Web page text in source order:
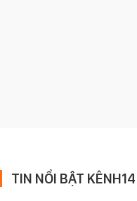
TIN NỔI BẬT KÊNH14